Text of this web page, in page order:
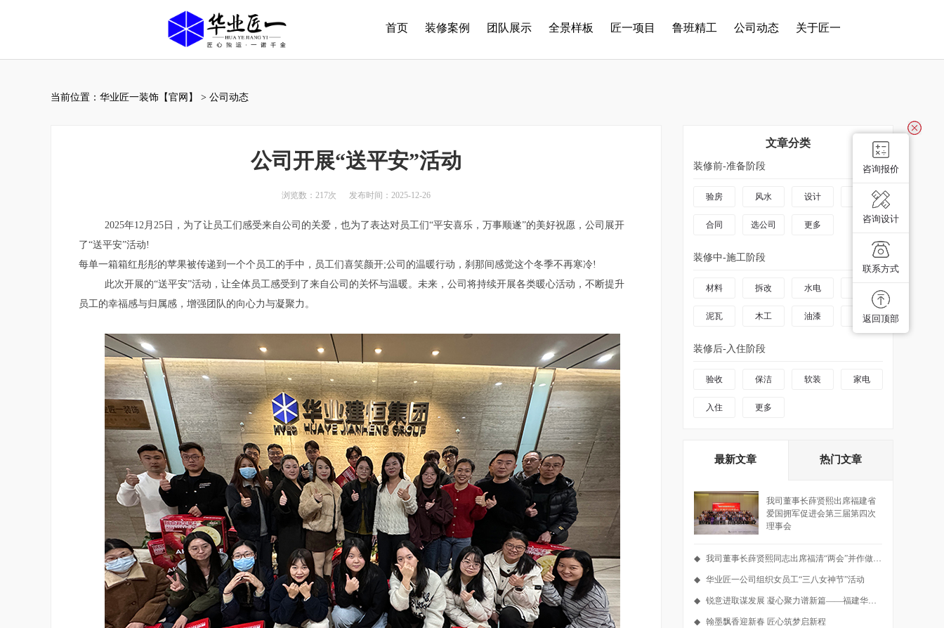
首页 装修案例 团队展示 全景样板 匠一项目 鲁班精工 公司动态 关于匠一
当前位置： 华业匠一装饰【官网】 > 公司动态
公司开展“送平安”活动
浏览数：217次 发布时间：2025-12-26
2025年12月25 日，为了让员工们感受来自公司的关爱 ，也为了表达对员工们“平安喜乐，万事顺遂”的美好祝愿，公司展开
了“送平安”活动!
每单一箱箱红彤彤的苹果被传递到一个个员工的手中，员工们喜笑颜开;公司的温暖行动 ，刹那间感觉这个冬季不再寒冷!
此次开展的“送平安”活动，让全体员工感受到了来自公司的关怀与温暖。未来，公司将持续开展各类暖心活动，不断提升
员工的幸福感与归属感，增强团队的向心力与凝聚力。
文章分类
装修前-准备阶段
验房 风水 设计
合同 选公司 更多
装修中-施工阶段
材料 拆改 水电
泥瓦 木工 油漆 更多
装修后-入住阶段
验收 保洁 软装 家电
入住 更多
最新文章 热门文章
我司董事长薛贤熙出席福建省
爱国拥军促进会第三届第四次
理事会
◆ 我司董事长薛贤熙同志出席福清“两会”并作做大会发言
◆ 华业匠一公司组织女员工“三八女神节”活动
◆ 锐意进取谋发展 凝心聚力谱新篇——福建华业匠一装饰设计工程有限公司2025年度工作总结会议暨2026年度工作安排圆满召开
◆ 翰墨飘香迎新春 匠心筑梦启新程
咨询报价
咨询设计
联系方式
返回顶部